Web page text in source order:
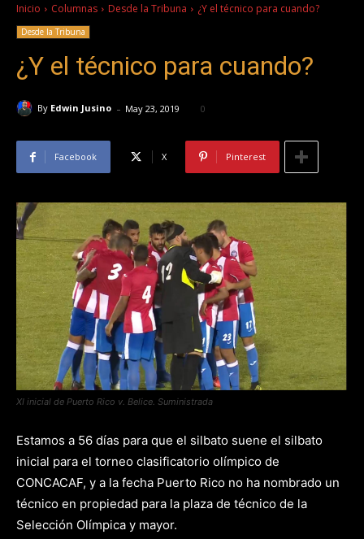
Inicio Columnas Desde la Tribuna ¿Y el técnico para cuando?
Desde la Tribuna
¿Y el técnico para cuando?
By Edwin Jusino - May 23, 2019 0
Facebook X Pinterest
XI inicial de Puerto Rico v. Belice. Suministrada
Estamos a 56 días para que el silbato suene el silbato
inicial para el torneo clasificatorio olímpico de
CONCACAF, y a la fecha Puerto Rico no ha nombrado un
técnico en propiedad para la plaza de técnico de la
Selección Olímpica y mayor.